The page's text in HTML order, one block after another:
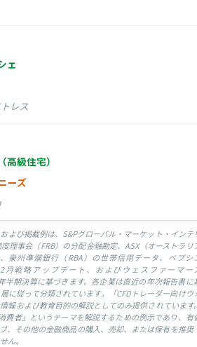
ェ
レス
高級住宅）
ーズ
よび掲載例は、S&Pグローバル・マーケット・インテ
理事会（FRB）の分配金融勘定、ASX（オーストラリ
豪州準備銀行（RBA）の世帯信用データ、ペプシ
2月戦略アップデート、およびウェスファーマー
半期決算に基づきます。各企業は直近の年次報告書に
に従って分類されています。「CFDトレーダー向けウ
報および教育目的の解説としてのみ提供されています
費者」というテーマを解説するための例示であり、有
、その他の金融商品の購入、売却、または保有を推奨
ん。